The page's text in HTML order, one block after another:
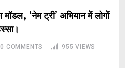
मॉडल, ‘नेम ट्री’ अभियान में लोगों
0 COMMENTS 955 VIEWS